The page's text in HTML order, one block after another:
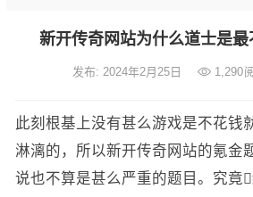
新开传奇网站为什么道士是最
发布: 2024年2月25日 1,290
此刻根基上没有甚么游戏是不花钱
淋漓的，所以新开传奇网站的氪金
说也不算是甚么严重的题目。究竟